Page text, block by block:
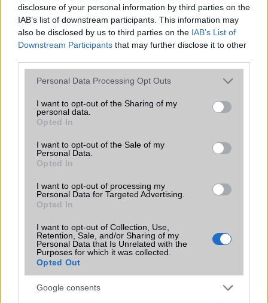
disclosure of your personal information by third parties on the
IAB’s list of downstream participants. This information may
also be disclosed by us to third parties on the IAB’s List of
Downstream Participants that may further disclose it to other
Please note that this website/app uses one or more Google
not limited to your visit or usage behaviour. You may click to
grant or deny consent to Google and its third-party tags to
use your data for below specified purposes in below Google
consent section.
Personal Data Processing Opt Outs
I want to opt-out of the Sharing of my
personal data.
Opted In
I want to opt-out of the Sale of my
Personal Data.
Opted In
I want to opt-out of processing my
Personal Data for Targeted Advertising.
Opted In
I want to opt-out of Collection, Use,
Retention, Sale, and/or Sharing of my
Personal Data that Is Unrelated with the
Purposes for which it was collected.
Opted Out
Google consents
Vibra jelzés Van
SIM típus nanoSIM
Funkciók
Brand Tablet PC
Védelem
Limited Edition Nincs
SAR